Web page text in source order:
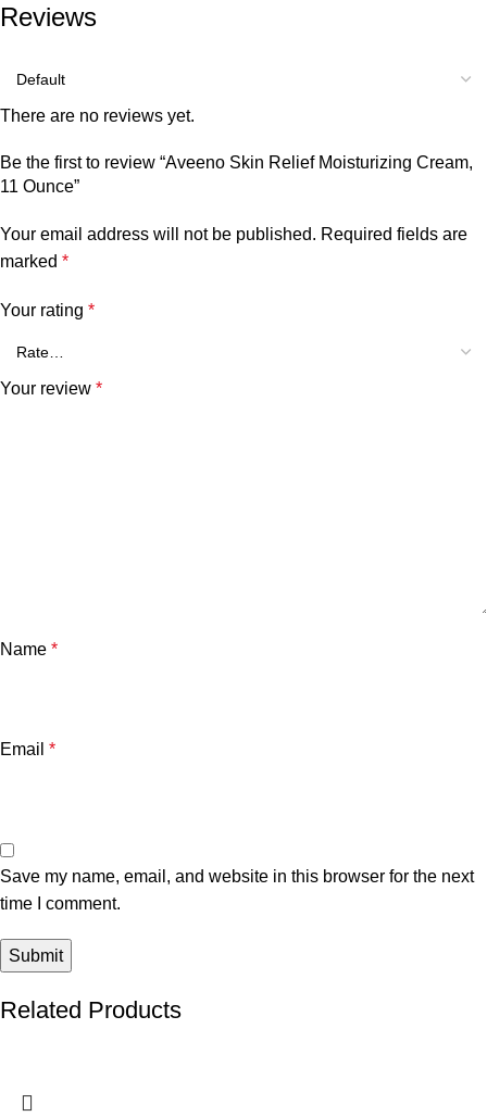
Reviews
There are no reviews yet.
Be the first to review “Aveeno Skin Relief Moisturizing Cream,
11 Ounce”
Your email address will not be published. Required fields are
marked *
Your rating *
Your review *
Name *
Email *
Save my name, email, and website in this browser for the next
time I comment.
Related Products